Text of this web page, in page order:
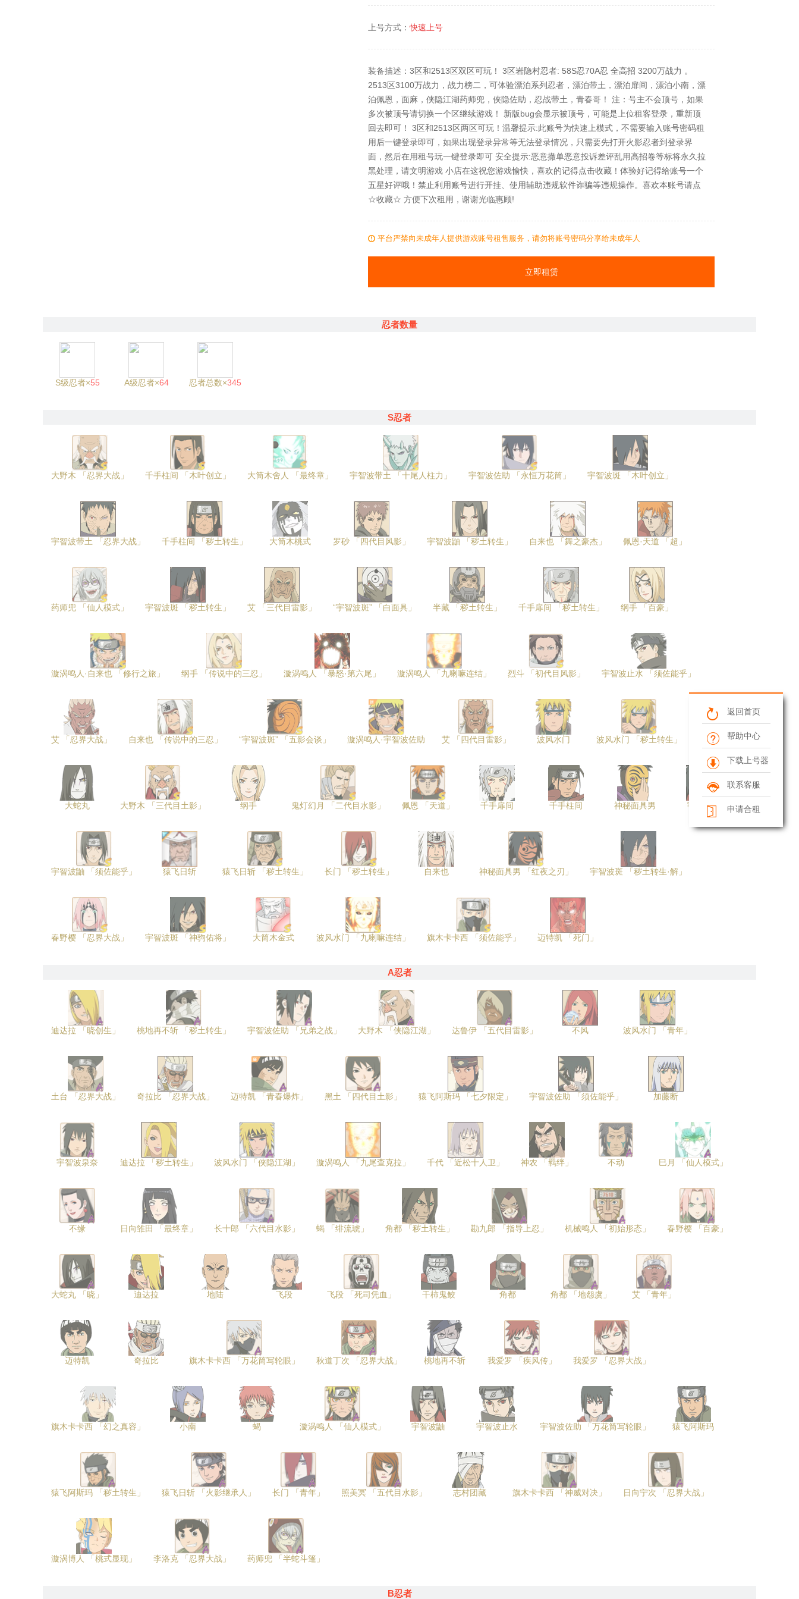
上号方式：快速上号
装备描述：3区和2513区双区可玩！ 3区岩隐村忍者: 58S忍70A忍 全高招 3200万战力 。
2513区3100万战力，战力榜二，可体验漂泊系列忍者，漂泊带土，漂泊扉间，漂泊小南，漂
泊佩恩，面麻，侠隐江湖药师兜，侠隐佐助，忍战带土，青春哥！ 注：号主不会顶号，如果
多次被顶号请切换一个区继续游戏！ 新版bug会显示被顶号，可能是上位租客登录，重新顶
回去即可！ 3区和2513区两区可玩！温馨提示:此账号为快速上模式，不需要输入账号密码租
用后一键登录即可，如果出现登录异常等无法登录情况，只需要先打开火影忍者到登录界
面，然后在用租号玩一键登录即可 安全提示:恶意撤单恶意投诉差评乱用高招卷等标将永久拉
黑处理，请文明游戏 小店在这祝您游戏愉快，喜欢的记得点击收藏！体验好记得给账号一个
五星好评哦！禁止利用账号进行开挂、使用辅助违规软件诈骗等违规操作。喜欢本账号请点
☆收藏☆ 方便下次租用，谢谢光临惠顾!
平台严禁向未成年人提供游戏账号租售服务，请勿将账号密码分享给未成年人
立即租赁
忍者数量
S级忍者×55 A级忍者×64 忍者总数×345
S忍者
大野木 「忍界大战」 千手柱间 「木叶创立」 大筒木舍人 「最终章」 宇智波带土 「十尾人柱力」 宇智波佐助 「永恒万花筒」 宇智波斑 「木叶创立」
宇智波带土 「忍界大战」 千手柱间 「秽土转生」 大筒木桃式 罗砂 「四代目风影」 宇智波鼬 「秽土转生」 自来也 「舞之豪杰」 佩恩·天道 「超」
药师兜 「仙人模式」 宇智波斑 「秽土转生」 艾 「三代目雷影」 “宇智波斑” 「白面具」 半藏 「秽土转生」 千手扉间 「秽土转生」 纲手 「百豪」
漩涡鸣人·自来也 「修行之旅」 纲手 「传说中的三忍」 漩涡鸣人 「暴怒·第六尾」 漩涡鸣人 「九喇嘛连结」 烈斗 「初代目风影」 宇智波止水 「须佐能乎」
艾 「忍界大战」 自来也 「传说中的三忍」 “宇智波斑” 「五影会谈」 漩涡鸣人·宇智波佐助 艾 「四代目雷影」 波风水门 波风水门 「秽土转生」
大蛇丸 大野木 「三代目土影」 纲手 鬼灯幻月 「二代目水影」 佩恩 「天道」 千手扉间 千手柱间 神秘面具男 宇智波斑
宇智波鼬 「须佐能乎」 猿飞日斩 猿飞日斩 「秽土转生」 长门 「秽土转生」 自来也 神秘面具男 「红夜之刃」 宇智波斑 「秽土转生·解」
春野樱 「忍界大战」 宇智波斑 「神驹佑将」 大筒木金式 波风水门 「九喇嘛连结」 旗木卡卡西 「须佐能乎」 迈特凯 「死门」
A忍者
迪达拉 「晓创生」 桃地再不斩 「秽土转生」 宇智波佐助 「兄弟之战」 大野木 「侠隐江湖」 达鲁伊 「五代目雷影」 不风 波风水门 「青年」
土台 「忍界大战」 奇拉比 「忍界大战」 迈特凯 「青春爆炸」 黑土 「四代目土影」 猿飞阿斯玛 「七夕限定」 宇智波佐助 「须佐能乎」 加藤断
宇智波泉奈 迪达拉 「秽土转生」 波风水门 「侠隐江湖」 漩涡鸣人 「九尾查克拉」 千代 「近松十人卫」 神农 「羁绊」 不动 巳月 「仙人模式」
不缘 日向雏田 「最终章」 长十郎 「六代目水影」 蝎 「绯流琥」 角都 「秽土转生」 勘九郎 「指导上忍」 机械鸣人 「初始形态」 春野樱 「百豪」
大蛇丸 「晓」 迪达拉 地陆 飞段 飞段 「死司凭血」 干柿鬼鲛 角都 角都 「地怨虞」 艾 「青年」
迈特凯 奇拉比 旗木卡卡西 「万花筒写轮眼」 秋道丁次 「忍界大战」 桃地再不斩 我爱罗 「疾风传」 我爱罗 「忍界大战」
旗木卡卡西 「幻之真容」 小南 蝎 漩涡鸣人 「仙人模式」 宇智波鼬 宇智波止水 宇智波佐助 「万花筒写轮眼」 猿飞阿斯玛
猿飞阿斯玛 「秽土转生」 猿飞日斩 「火影继承人」 长门 「青年」 照美冥 「五代目水影」 志村团藏 旗木卡卡西 「神威对决」 日向宁次 「忍界大战」
漩涡博人 「桃式显现」 李洛克 「忍界大战」 药师兜 「半蛇斗篷」
B忍者
返回首页
帮助中心
下载上号器
联系客服
申请合租